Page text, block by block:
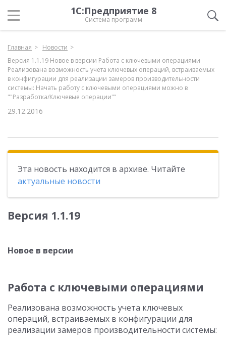
1С:Предприятие 8
Система программ
Главная
Новости
Версия 1.1.19 Новое в версии Работа с ключевыми операциями
Реализована возможность учета ключевых операций, встраиваемых
в конфигурации для реализации замеров производительности
системы: Начать работу с ключевыми операциями можно в
""Разработка/Ключевые операции""
29.12.2016
Эта новость находится в архиве. Читайте
актуальные новости
Версия 1.1.19
Новое в версии
Работа с ключевыми операциями
Реализована возможность учета ключевых
операций, встраиваемых в конфигурации для
реализации замеров производительности системы: